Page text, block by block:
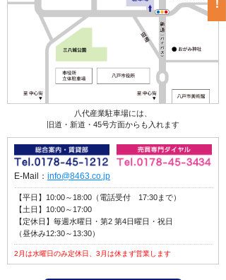
八代産業駐車場には、
旧道・新道・45号方面からも入れます
E-Mail： info@8463.co.jp
【平日】10:00～18:00（電話受付 17:30まで）
【土日】10:00～17:00
【定休日】毎週水曜日・第2 第4日曜日・祝日
（昼休み12:30～13:30）
2月は水曜日のみ定休日、3月は休まず営業します